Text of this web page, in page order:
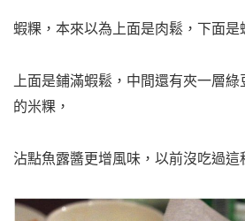
蝦粿，本來以為上面是肉鬆，下面是
上面是鋪滿蝦鬆，中間還有夾一層
的米粿，
沾點魚露醬更增風味，以前沒吃過這